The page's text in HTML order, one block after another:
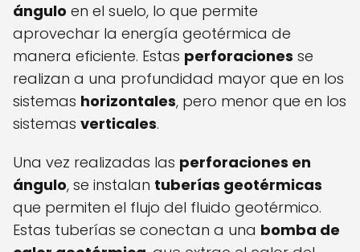
ángulo en el suelo, lo que permite
aprovechar la energía geotérmica de
manera eficiente. Estas perforaciones se
realizan a una profundidad mayor que en los
sistemas horizontales, pero menor que en los
sistemas verticales.
Una vez realizadas las perforaciones en
ángulo, se instalan tuberías geotérmicas
que permiten el flujo del fluido geotérmico.
Estas tuberías se conectan a una bomba de